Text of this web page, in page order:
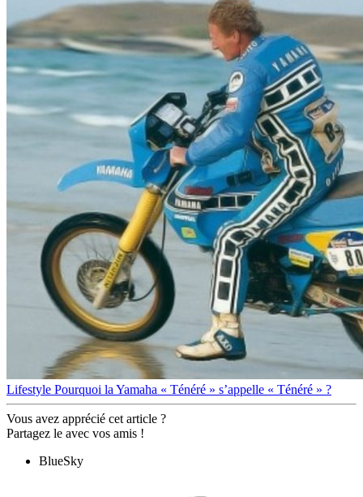
Lifestyle Pourquoi la Yamaha « Ténéré » s’appelle « Ténéré » ?
Vous avez apprécié cet article ?
Partagez le avec vos amis !
BlueSky